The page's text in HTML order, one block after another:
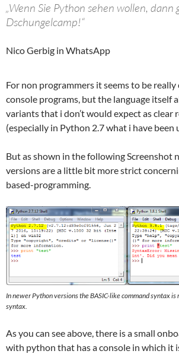
„Wenn Sie Python sehen wollen, dann
Dschungelcamp!“
Nico Gerbig in WhatsApp
For non programmers it seems to be
console programs, but the language itself
variants that i don’t would expect as clear
(especially in Python 2.7 what i have been
But as shown in the following Screenshot
versions are a little bit more strict
based-programming.
In newer Python versions the BASIC-like command syntax
syntax.
As you can see above, there is a small
with python that has a console in which it